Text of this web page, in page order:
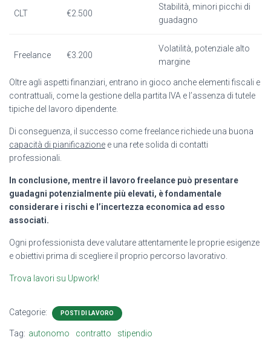
CLT €2.500
Stabilità, minori picchi di
guadagno
Freelance €3.200
Volatilità, potenziale alto
margine
Oltre agli aspetti finanziari, entrano in gioco anche elementi fiscali e
contrattuali, come la gestione della partita IVA e l’assenza di tutele
tipiche del lavoro dipendente.
Di conseguenza, il successo come freelance richiede una buona
capacità di pianificazione e una rete solida di contatti
professionali.
In conclusione, mentre il lavoro freelance può presentare
guadagni potenzialmente più elevati, è fondamentale
considerare i rischi e l’incertezza economica ad esso
associati.
Ogni professionista deve valutare attentamente le proprie esigenze
e obiettivi prima di scegliere il proprio percorso lavorativo.
Trova lavori su Upwork!
Categorie: POSTI DI LAVORO
Tag: autonomo contratto stipendio